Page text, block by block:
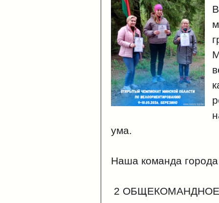
ума.
Наша команда
2